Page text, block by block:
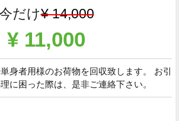
だけ¥ 14,000
¥ 11,000
身者用様のお荷物を回収致します。 お引
に困った際は、是非ご連絡下さい。